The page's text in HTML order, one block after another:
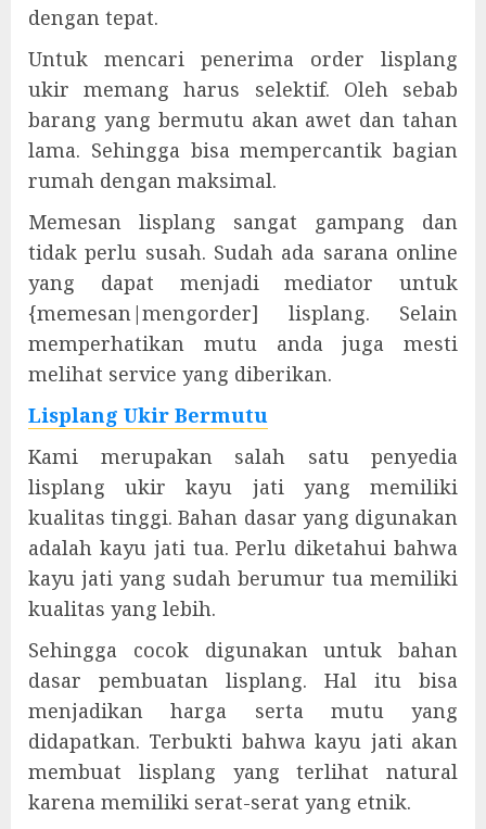
dengan tepat.
Untuk mencari penerima order lisplang
ukir memang harus selektif. Oleh sebab
barang yang bermutu akan awet dan tahan
lama. Sehingga bisa mempercantik bagian
rumah dengan maksimal.
Memesan lisplang sangat gampang dan
tidak perlu susah. Sudah ada sarana online
yang dapat menjadi mediator untuk
{memesan|mengorder] lisplang. Selain
memperhatikan mutu anda juga mesti
melihat service yang diberikan.
Lisplang Ukir Bermutu
Kami merupakan salah satu penyedia
lisplang ukir kayu jati yang memiliki
kualitas tinggi. Bahan dasar yang digunakan
adalah kayu jati tua. Perlu diketahui bahwa
kayu jati yang sudah berumur tua memiliki
kualitas yang lebih.
Sehingga cocok digunakan untuk bahan
dasar pembuatan lisplang. Hal itu bisa
menjadikan harga serta mutu yang
didapatkan. Terbukti bahwa kayu jati akan
membuat lisplang yang terlihat natural
karena memiliki serat-serat yang etnik.